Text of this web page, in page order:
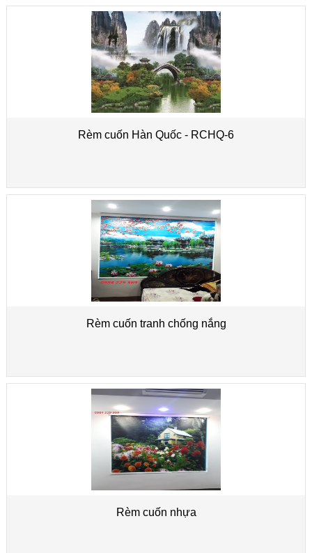
Rèm cuốn Hàn Quốc - RCHQ-6
Rèm cuốn tranh chống nắng
Rèm cuốn nhựa